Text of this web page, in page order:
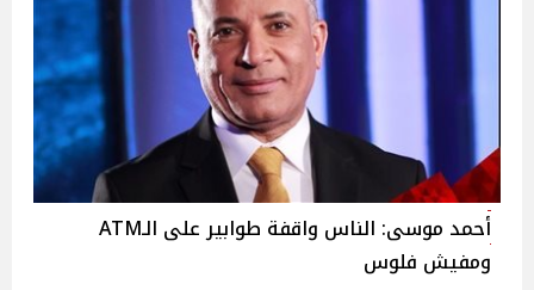
أحمد موسى: الناس واقفة طوابير على الـATM
ومفيش فلوس